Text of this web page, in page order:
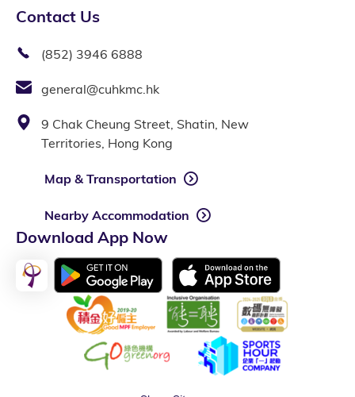
Contact Us
(852) 3946 6888
general@cuhkmc.hk
9 Chak Cheung Street, Shatin, New
Territories, Hong Kong
Map & Transportation
Nearby Accommodation
Download App Now